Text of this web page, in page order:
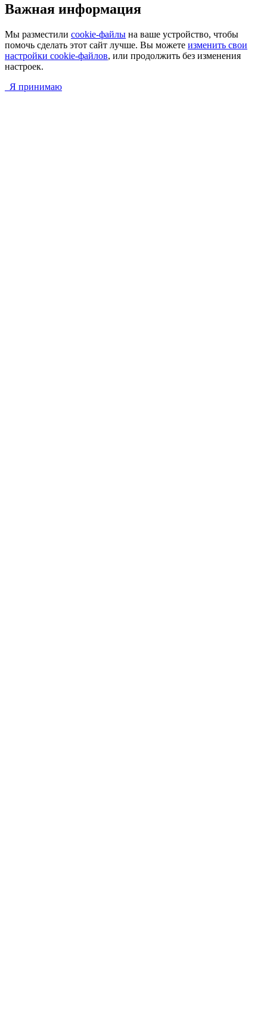
Важная информация
Мы разместили cookie-файлы на ваше устройство, чтобы
помочь сделать этот сайт лучше. Вы можете изменить свои
настройки cookie-файлов, или продолжить без изменения
настроек.
Я принимаю